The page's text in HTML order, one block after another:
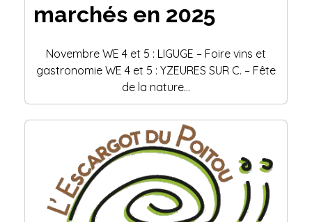
marchés en 2025
Novembre WE 4 et 5 : LIGUGE – Foire vins et
gastronomie WE 4 et 5 : YZEURES SUR C. – Fête
de la nature…